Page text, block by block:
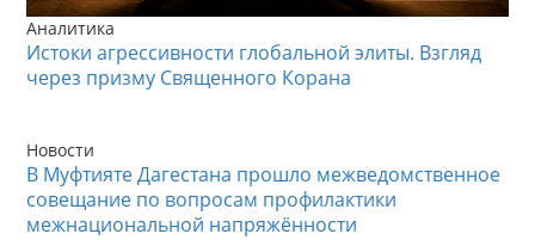
Аналитика
Истоки агрессивности глобальной элиты. Взгляд
через призму Священного Корана
Новости
В Муфтияте Дагестана прошло межведомственное
совещание по вопросам профилактики
межнациональной напряжённости